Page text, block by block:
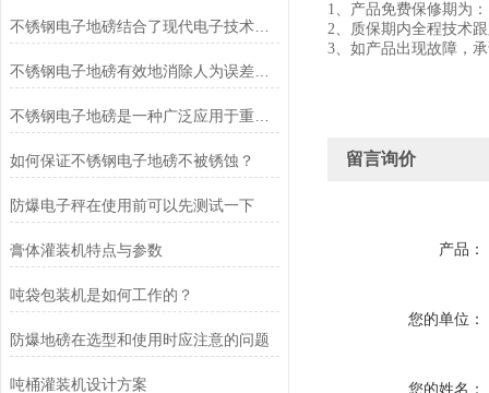
不锈钢电子地磅结合了现代电子技术和高质量不锈钢材料的优点
不锈钢电子地磅有效地消除人为误差和其他环境因素对测量结果的影响
不锈钢电子地磅是一种广泛应用于重量测量和货物称重的设备
如何保证不锈钢电子地磅不被锈蚀？
防爆电子秤在使用前可以先测试一下
膏体灌装机特点与参数
吨袋包装机是如何工作的？
防爆地磅在选型和使用时应注意的问题
吨桶灌装机设计方案
1、产品免费保修期为
2、质保期内全程
3、如产品出现故障，
留言询价
产品：
您的单位：
您的姓名：